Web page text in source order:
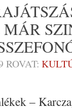
MÁR
ROVAT:
–